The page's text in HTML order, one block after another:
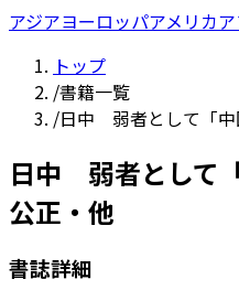
アジアヨーロッパアメリカ
トップ
/書籍一覧
/日中 弱者として「中
日中 弱者として
公正・他
書誌詳細